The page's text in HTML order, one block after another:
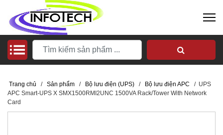
Trang chủ / Sản phẩm / Bộ lưu điện (UPS) / Bộ lưu điện APC / UPS
APC Smart-UPS X SMX1500RMI2UNC 1500VA Rack/Tower With Network
Card